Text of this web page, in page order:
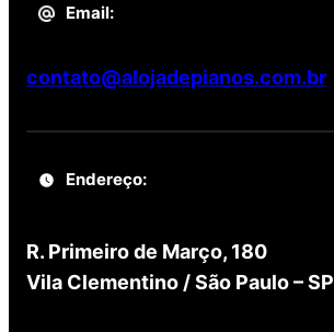
Email:
contato@alojadepianos.com.br
Endereço:
R. Primeiro de Março, 180
Vila Clementino / São Paulo – SP